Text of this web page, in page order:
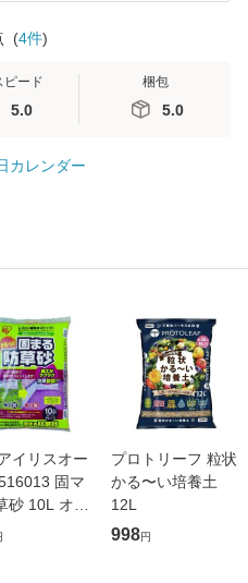
(4件)
ピード
5.0
梱包
5.0
カレンダー
イリスオー
固マ
砂 10L オレ
OR
プロトリーフ 粒状
かる〜い培養土
12L
998円